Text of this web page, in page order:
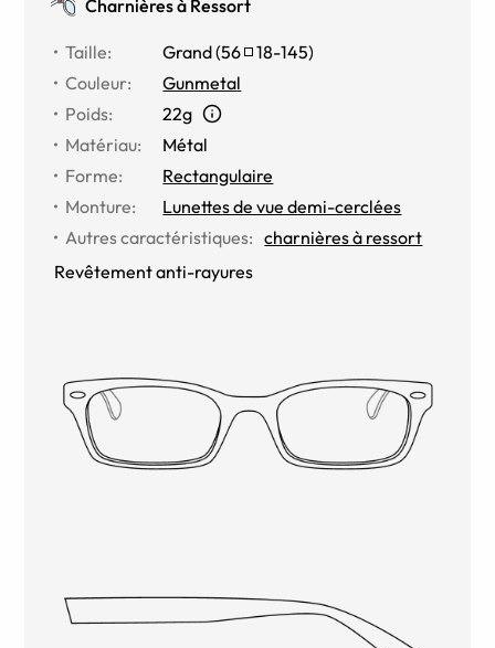
Charnières à Ressort
Taille: Grand(56 18-145)
Couleur:
Gunmetal
Poids:
22g
Matériau:
Métal
Forme:
Rectangulaire
Monture:
Lunettes de vue demi-cerclées
Autres caractéristiques: charnières à ressort
Revêtement anti-rayures